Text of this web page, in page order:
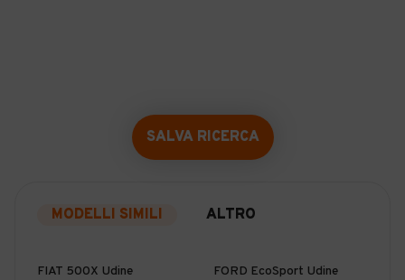
SALVA RICERCA
MODELLI SIMILI ALTRO
FIAT 500X Udine FORD EcoSport Udine